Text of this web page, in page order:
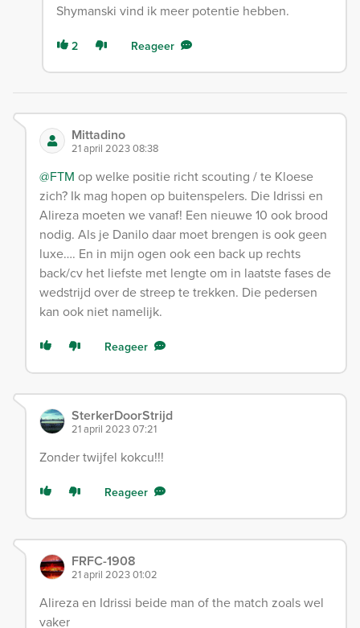
Shymanski vind ik meer potentie hebben.
2 Reageer
Mittadino
21 april 2023 08:38
@FTM op welke positie richt scouting / te Kloese
zich? Ik mag hopen op buitenspelers. Die Idrissi en
Alireza moeten we vanaf! Een nieuwe 10 ook brood
nodig. Als je Danilo daar moet brengen is ook geen
luxe…. En in mijn ogen ook een back up rechts
back/cv het liefste met lengte om in laatste fases de
wedstrijd over de streep te trekken. Die pedersen
kan ook niet namelijk.
Reageer
SterkerDoorStrijd
21 april 2023 07:21
Zonder twijfel kokcu!!!
Reageer
FRFC-1908
21 april 2023 01:02
Alireza en Idrissi beide man of the match zoals wel
vaker